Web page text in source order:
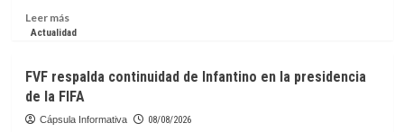
con
al
“bienestar”
Leer másLeer
más
de
la
NASA
Actualidad
FVF respalda continuidad de Infantino en la presidencia
de la FIFA
Cápsula Informativa 08/08/2026